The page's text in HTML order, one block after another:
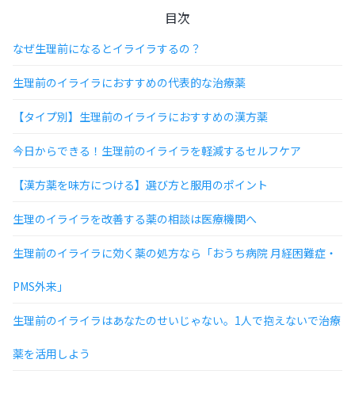
目次
なぜ生理前になるとイライラするの？
生理前のイライラにおすすめの代表的な治療薬
【タイプ別】生理前のイライラにおすすめの漢方薬
今日からできる！生理前のイライラを軽減するセルフケア
【漢方薬を味方につける】選び方と服用のポイント
生理のイライラを改善する薬の相談は医療機関へ
生理前のイライラに効く薬の処方なら「おうち病院 月経困難症・
PMS外来」
生理前のイライラはあなたのせいじゃない。1人で抱えないで治療
薬を活用しよう